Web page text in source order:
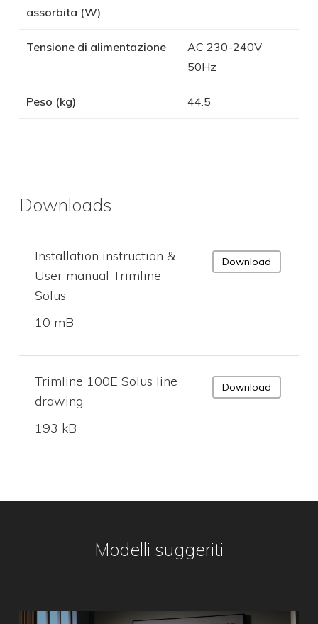
assorbita (W)
Tensione di alimentazione
AC 230-240V
50Hz
Peso (kg) 44.5
Downloads
Installation instruction &
User manual Trimline
Solus
10 mB
Download
Trimline 100E Solus line
drawing
193 kB
Download
Modelli suggeriti